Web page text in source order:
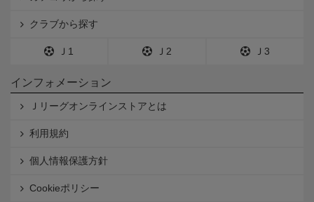
クラブから探す
Ｊ1 Ｊ2 Ｊ3
インフォメーション
Ｊリーグオンラインストアとは
利用規約
個人情報保護方針
Cookieポリシー